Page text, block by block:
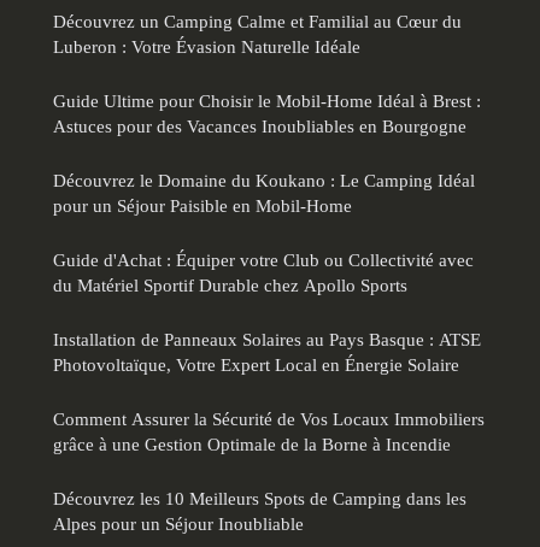
Découvrez un Camping Calme et Familial au Cœur du
Luberon : Votre Évasion Naturelle Idéale
Guide Ultime pour Choisir le Mobil-Home Idéal à Brest :
Astuces pour des Vacances Inoubliables en Bourgogne
Découvrez le Domaine du Koukano : Le Camping Idéal
pour un Séjour Paisible en Mobil-Home
Guide d'Achat : Équiper votre Club ou Collectivité avec
du Matériel Sportif Durable chez Apollo Sports
Installation de Panneaux Solaires au Pays Basque : ATSE
Photovoltaïque, Votre Expert Local en Énergie Solaire
Comment Assurer la Sécurité de Vos Locaux Immobiliers
grâce à une Gestion Optimale de la Borne à Incendie
Découvrez les 10 Meilleurs Spots de Camping dans les
Alpes pour un Séjour Inoubliable